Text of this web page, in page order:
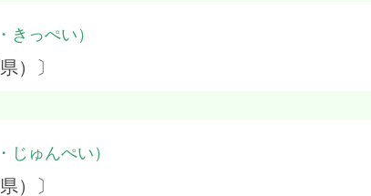
きっぺい）
）〕
じゅんぺい）
）〕